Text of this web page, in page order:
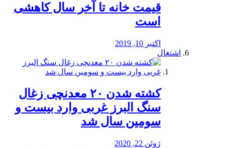
قیمت خانه تا آخر سال کاهشی
است
اکتبر 10, 2019
اشتغال
کشته شدن ۲۰ معدنچی زغال
سنگ البرز غربی وارد بیست و
سومین سال شد
ژوئن 22, 2020